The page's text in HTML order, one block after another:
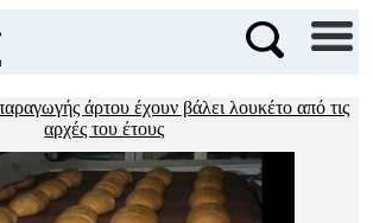
άρτου έχουν βάλει λουκέτο από τις
αρχές του έτους